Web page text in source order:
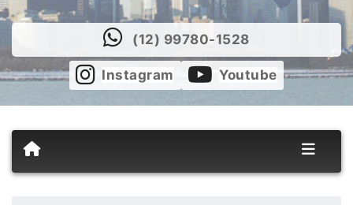
(12) 99780-1528
Instagram Youtube